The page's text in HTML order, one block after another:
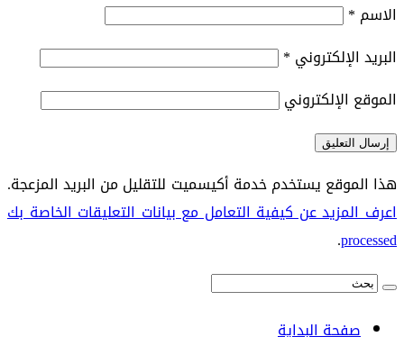
الاسم *
البريد الإلكتروني *
الموقع الإلكتروني
هذا الموقع يستخدم خدمة أكيسميت للتقليل من البريد المزعجة.
اعرف المزيد عن كيفية التعامل مع بيانات التعليقات الخاصة بك
processed
.
صفحة البداية